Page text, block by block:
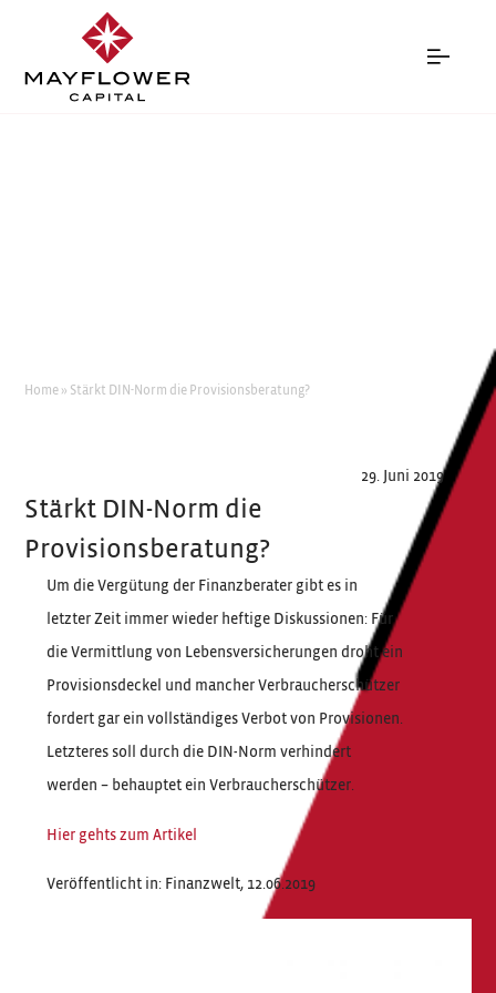
Home » Stärkt DIN-Norm die Provisionsberatung?
29. Juni 2019
Stärkt DIN-Norm die
Provisionsberatung?
Um die Vergütung der Finanzberater gibt es in
letzter Zeit immer wieder heftige Diskussionen: Für
die Vermittlung von Lebensversicherungen droht ein
Provisionsdeckel und mancher Verbraucherschützer
fordert gar ein vollständiges Verbot von Provisionen.
Letzteres soll durch die DIN-Norm verhindert
werden – behauptet ein Verbraucherschützer.
Hier gehts zum Artikel
Veröffentlicht in: Finanzwelt, 12.06.2019